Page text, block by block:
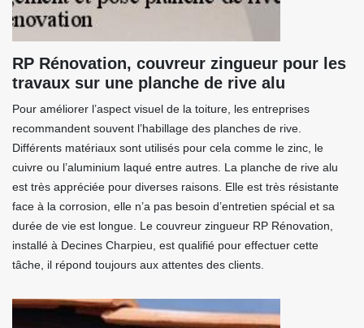
RP Rénovation, couvreur zingueur pour les
travaux sur une planche de rive alu
Pour améliorer l’aspect visuel de la toiture, les entreprises
recommandent souvent l’habillage des planches de rive.
Différents matériaux sont utilisés pour cela comme le zinc, le
cuivre ou l’aluminium laqué entre autres. La planche de rive alu
est très appréciée pour diverses raisons. Elle est très résistante
face à la corrosion, elle n’a pas besoin d’entretien spécial et sa
durée de vie est longue. Le couvreur zingueur RP Rénovation,
installé à Decines Charpieu, est qualifié pour effectuer cette
tâche, il répond toujours aux attentes des clients.